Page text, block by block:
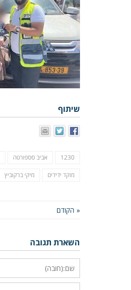
שיתוף
1230 אביב סספורטה
מוקד ידידים מיקי ברקוביץ
« הקודם
השארת תגובה